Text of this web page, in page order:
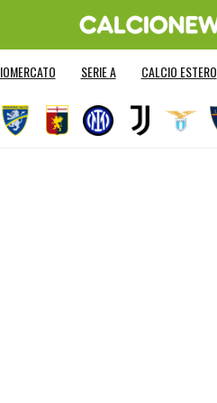
SERIE A CALCIO ESTERO